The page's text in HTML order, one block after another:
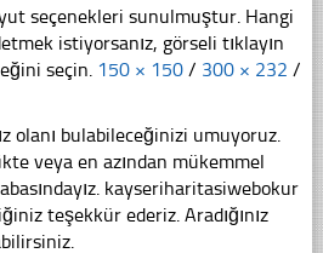
seçenekleri sunulmuştur. Hangi
istiyorsanız, görseli tıklayın
seçin. 150 × 150 / 300 × 232 /
olanı bulabileceğinizi umuyoruz.
veya en azından mükemmel
kayseriharitasiwebokur
teşekkür ederiz. Aradığınız